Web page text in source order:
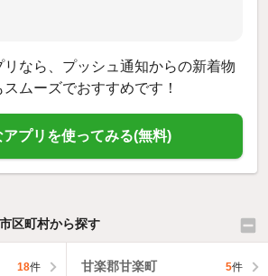
なら、プッシュ通知からの新着物
ムーズでおすすめです！
アプリを使ってみる(無料)
区町村から探す
18件 甘楽郡甘楽町 5件